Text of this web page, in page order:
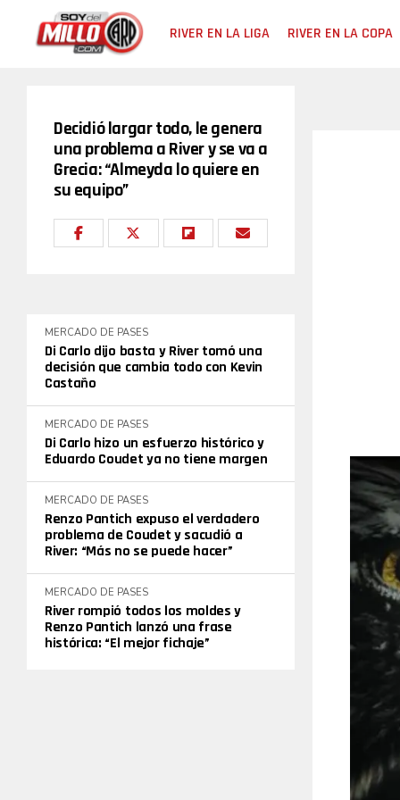
RIVER EN LA LIGA RIVER EN LA COPA
Decidió largar todo, le genera
una problema a River y se va a
Grecia: “Almeyda lo quiere en
su equipo”
MERCADO DE PASES
Di Carlo dijo basta y River tomó una
decisión que cambia todo con Kevin
Castaño
MERCADO DE PASES
Di Carlo hizo un esfuerzo histórico y
Eduardo Coudet ya no tiene margen
MERCADO DE PASES
Renzo Pantich expuso el verdadero
problema de Coudet y sacudió a
River: “Más no se puede hacer”
MERCADO DE PASES
River rompió todos los moldes y
Renzo Pantich lanzó una frase
histórica: “El mejor fichaje”